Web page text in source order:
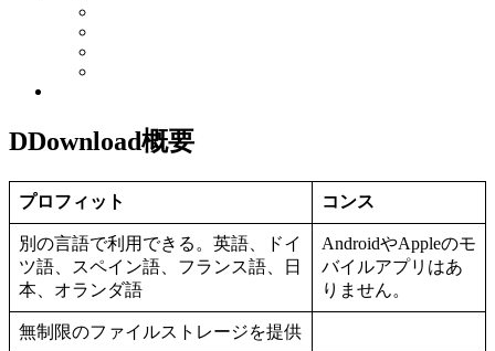
DDownload概要
プロフィット コンス
別の言語で利用できる。英語、ドイ
ツ語、スペイン語、フランス語、日
本、オランダ語
AndroidやAppleのモ
バイルアプリはあ
りません。
無制限のファイルストレージを提供